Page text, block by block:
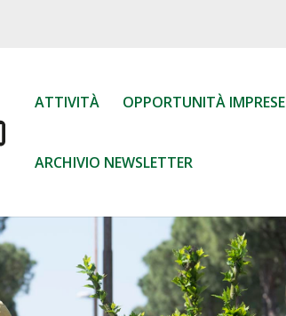
ATTIVITÀ OPPORTUNITÀ IMPRESE
ARCHIVIO NEWSLETTER